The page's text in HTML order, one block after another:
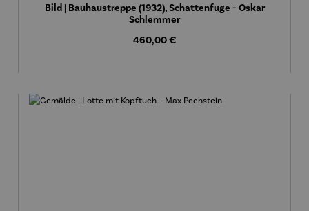
Bild | Bauhaustreppe (1932), Schattenfuge - Oskar
Schlemmer
Regulärer Preis:
460,00 €